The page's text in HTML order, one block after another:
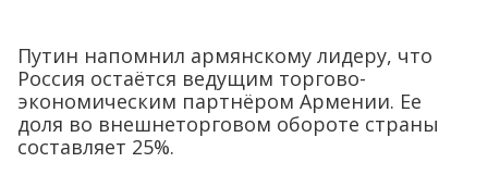
Путин напомнил армянскому лидеру, что
Россия остаётся ведущим торгово-
экономическим партнёром Армении. Ее
доля во внешнеторговом обороте страны
составляет 25%.